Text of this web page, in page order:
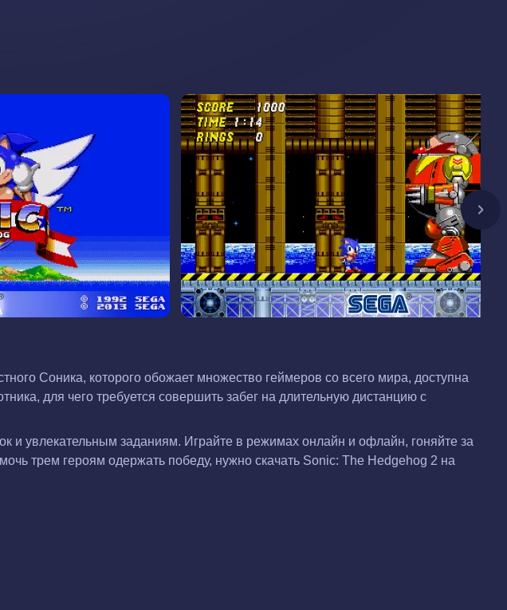
Соника, которого обожает множество геймеров со всего мира, доступна
для чего требуется совершить забег на длительную дистанцию с
и увлекательным заданиям. Играйте в режимах онлайн и офлайн, гоняйте за
трем героям одержать победу, нужно скачать Sonic: The Hedgehog 2 на